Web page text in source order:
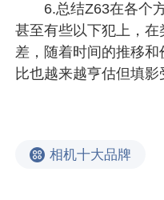
6.总结Z63在各个方
甚至有些以下犯上，
差，随着时间的推移
比也越来越亨估但填影
相机十大品牌